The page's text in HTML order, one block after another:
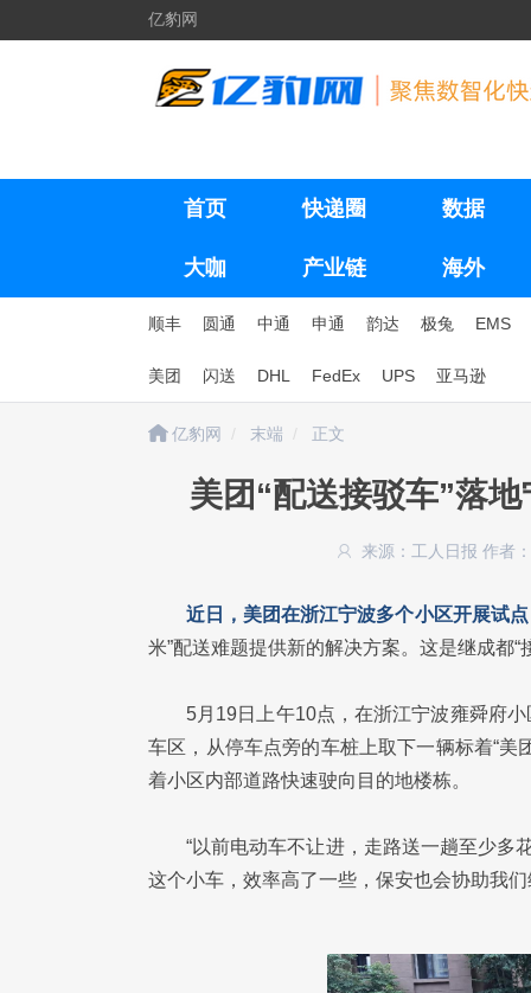
亿豹网
首页 快递圈 数据
大咖 产业链 海外
顺丰 圆通 中通 申通 韵达 极兔 EMS
美团 闪送 DHL FedEx UPS 亚马逊
亿豹网 末端 正文
美团“配送接驳车”落
来源：工人日报 作者
近日，美团在浙江宁波多个小区开展试
米”配送难题提供新的解决方案。这是继成都
5月19日上午10点，在浙江宁波雍舜府
车区，从停车点旁的车桩上取下一辆标着“
着小区内部道路快速驶向目的地楼栋。
“以前电动车不让进，走路送一趟至少多
这个小车，效率高了一些，保安也会协助我们